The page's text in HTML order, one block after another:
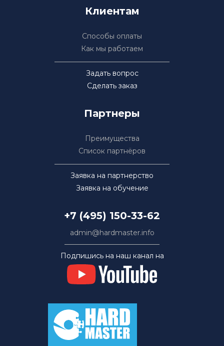
Клиентам
Способы оплаты
Как мы работаем
Задать вопрос
Сделать заказ
Партнеры
Преимущества
Список партнёров
Заявка на партнерство
Заявка на обучение
+7 (495) 150-33-62
admin@hardmaster.info
Подпишись на наш канал на